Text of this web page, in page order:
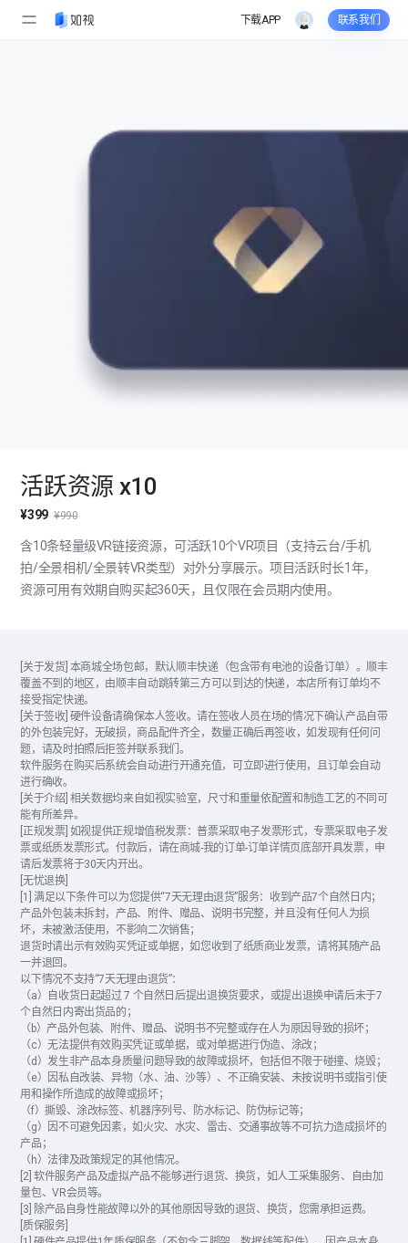
下载APP 联系我们
活跃资源 x10
¥399 ¥990
含10条轻量级VR链接资源，可活跃10个VR项目（支持云台/手机
拍/全景相机/全景转VR类型）对外分享展示。项目活跃时长1年，
资源可用有效期自购买起360天，且仅限在会员期内使用。
[关于发货] 本商城全场包邮，默认顺丰快递（包含带有电池的设备订单）。顺丰
覆盖不到的地区，由顺丰自动跳转第三方可以到达的快递，本店所有订单均不
接受指定快递。
[关于签收] 硬件设备请确保本人签收。请在签收人员在场的情况下确认产品自带
的外包装完好，无破损，商品配件齐全，数量正确后再签收，如发现有任何问
题，请及时拍照后拒签并联系我们。
软件服务在购买后系统会自动进行开通充值，可立即进行使用，且订单会自动
进行确收。
[关于介绍] 相关数据均来自如视实验室，尺寸和重量依配置和制造工艺的不同可
能有所差异。
[正规发票] 如视提供正规增值税发票：普票采取电子发票形式，专票采取电子发
票或纸质发票形式。付款后，请在商城-我的订单-订单详情页底部开具发票，申
请后发票将于30天内开出。
[无忧退换]
[1] 满足以下条件可以为您提供“7天无理由退货”服务：收到产品7个自然日内；
产品外包装未拆封，产品、附件、赠品、说明书完整，并且没有任何人为损
坏，未被激活使用，不影响二次销售；
退货时请出示有效购买凭证或单据，如您收到了纸质商业发票，请将其随产品
一并退回。
以下情况不支持“7天无理由退货”：
（a）自收货日起超过 7 个自然日后提出退换货要求，或提出退换申请后未于7
个自然日内寄出货品的；
（b）产品外包装、附件、赠品、说明书不完整或存在人为原因导致的损坏；
（c）无法提供有效购买凭证或单据，或对单据进行伪造、涂改；
（d）发生非产品本身质量问题导致的故障或损坏，包括但不限于碰撞、烧毁；
（e）因私自改装、异物（水、油、沙等）、不正确安装、未按说明书或指引使
用和操作所造成的故障或损坏；
（f）撕毁、涂改标签、机器序列号、防水标记、防伪标记等；
（g）因不可避免因素，如火灾、水灾、雷击、交通事故等不可抗力造成损坏的
产品；
（h）法律及政策规定的其他情况。
[2] 软件服务产品及虚拟产品不能够进行退货、换货，如人工采集服务、自由加
量包、VR会员等。
[3] 除产品自身性能故障以外的其他原因导致的退货、换货，您需承担运费。
[质保服务]